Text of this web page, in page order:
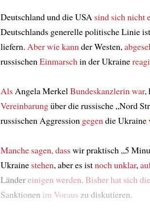
Deutschland und die USA sind sich nicht
Deutschlands generelle politische Linie
liefern. Aber wie kann der Westen,
russischen Einmarsch in der Ukraine
Als Angela Merkel Bundeskanzlerin war,
Vereinbarungüber die russische „Nord
russischen Aggression gegen die Ukraine
Manche sagen, dasswir praktisch „5
Ukraine stehen, aber es istnoch unklar,
Ländereinigen werden. Bisherhat sich
Sanktionen im Voraus zu diskutieren.